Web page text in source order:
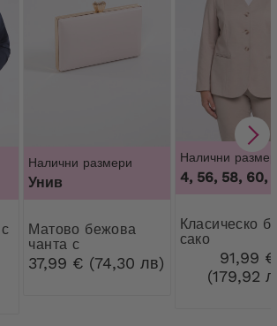
Налични размери
Унив
Матово бежова
чанта с
декоративна
закопчалка
37,99 € (74,30 лв)
Налични
50, 52, 54, 56, 58, 60,
Класическо бежово
сако
91,99 €
(179,92